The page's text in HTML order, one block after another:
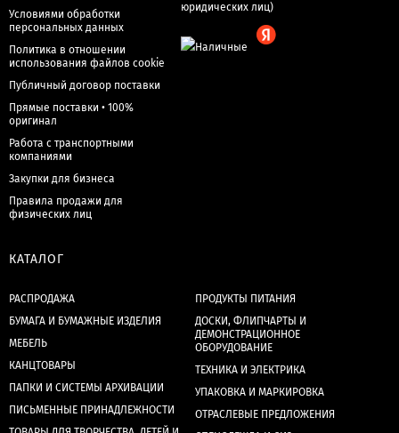
Условиями обработки
персональных данных
Политика в отношении
использования файлов cookie
Публичный договор поставки
Прямые поставки • 100%
оригинал
Работа с транспортными
компаниями
Закупки для бизнеса
Правила продажи для
физических лиц
КАТАЛОГ
РАСПРОДАЖА
БУМАГА И БУМАЖНЫЕ ИЗДЕЛИЯ
МЕБЕЛЬ
КАНЦТОВАРЫ
ПАПКИ И СИСТЕМЫ АРХИВАЦИИ
ПИСЬМЕННЫЕ ПРИНАДЛЕЖНОСТИ
ПРОДУКТЫ ПИТАНИЯ
ДОСКИ, ФЛИПЧАРТЫ И
ДЕМОНСТРАЦИОННОЕ
ОБОРУДОВАНИЕ
ТЕХНИКА И ЭЛЕКТРИКА
УПАКОВКА И МАРКИРОВКА
ОТРАСЛЕВЫЕ ПРЕДЛОЖЕНИЯ